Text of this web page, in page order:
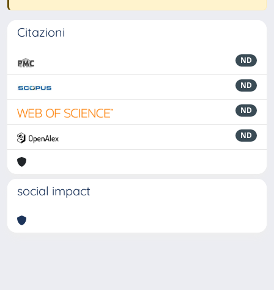
Citazioni
ND
ND
ND
ND
social impact